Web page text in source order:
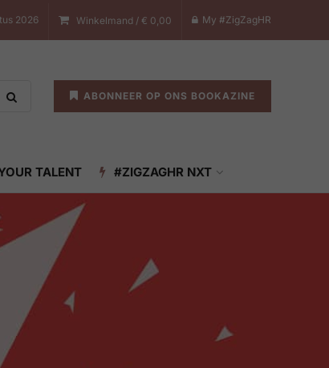
2026 Winkelmand / € 0,00 My #ZigZagHR
ABONNEER OP ONS BOOKAZINE
TALENT #ZIGZAGHR NXT